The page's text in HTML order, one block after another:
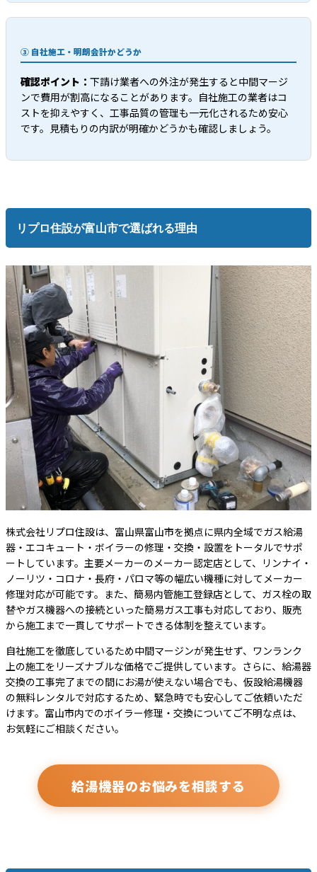
③ 自社施工・明朗会計かどうか
確認ポイント： 下請け業者への外注が発生すると中間マージ
ンで費用が割高になることがあります。自社施工の業者はコ
ストを抑えやすく、工事品質の管理も一元化されるため安心
です。見積もりの内訳が明確かどうかも確認しましょう。
リプロ住設が富山市で選ばれる理由
株式会社リプロ住設は、富山県富山市を拠点に県内全域でガス給湯
器・エコキュート・ボイラーの修理・交換・設置をトータルでサポ
ートしています。主要メーカーのメーカー認定店として、リンナイ・
ノーリツ・コロナ・長府・パロマ等の幅広い機種に対してメーカー
修理対応が可能です。また、簡易内管施工登録店として、ガス栓の取
替やガス機器への接続といった簡易ガス工事も対応しており、販売
から施工まで一貫してサポートできる体制を整えています。
自社施工を徹底しているため中間マージンが発生せず、ワンランク
上の施工をリーズナブルな価格でご提供しています。さらに、給湯器
交換の工事完了までの間にお湯が使えない場合でも、仮設給湯機器
の無料レンタルで対応するため、緊急時でも安心してご依頼いただ
けます。富山市内でのボイラー修理・交換についてご不明な点は、
お気軽にご相談ください。
給湯機器のお悩みを相談する